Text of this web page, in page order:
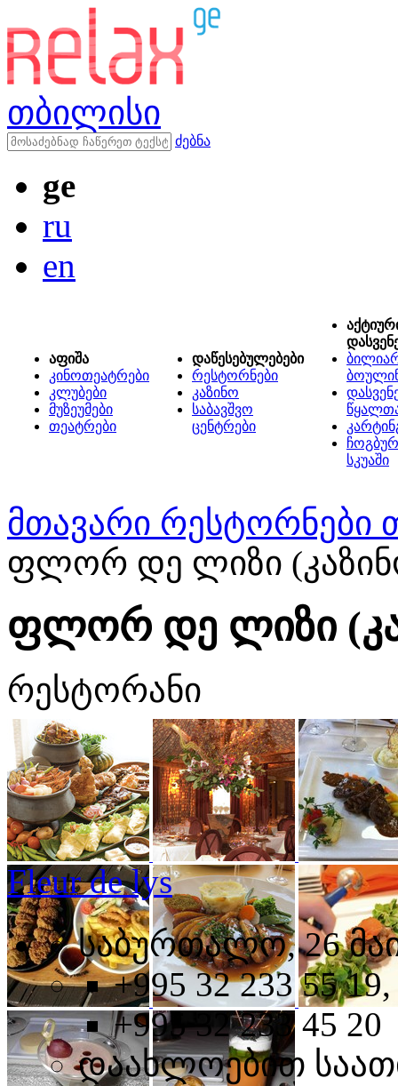
თბილისი
ძებნა
ge
ru
en
აფიშა
კინოთეატრები
კლუბები
მუზეუმები
თეატრები
დაწესებულებები
რესტორნები
კაზინო
საბავშვო
ცენტრები
სკუაში
მთავარი რესტორნები
ფლორ დე ლიზი
ფლორ დე ლიზი
რესტორანი
Fleur de lys
საბურთალო, 26
+995 32 233 55 19,
+995 32 233 45 20
დაახლოებით